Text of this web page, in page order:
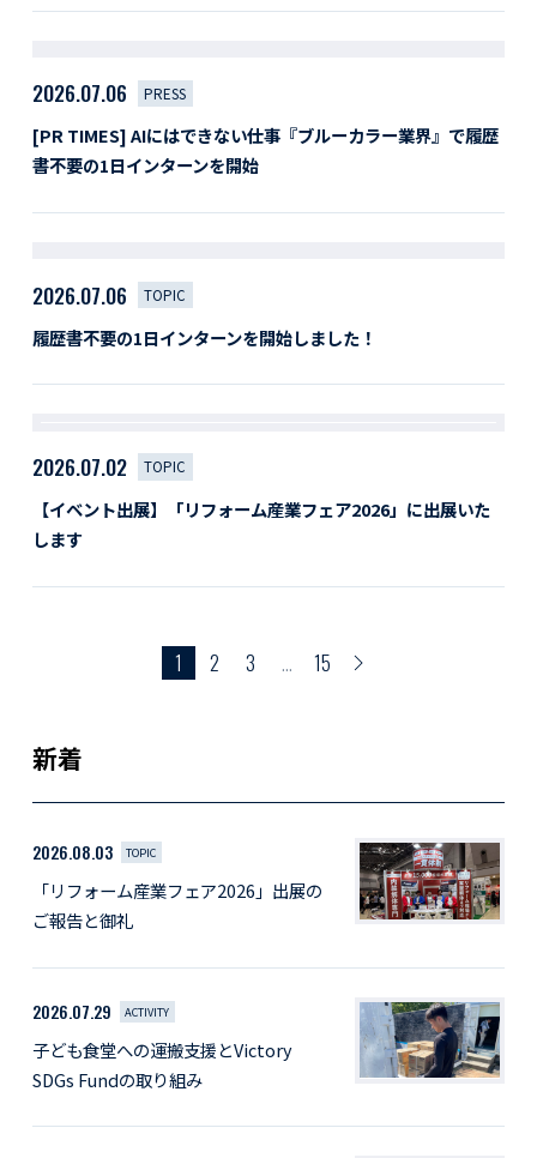
2026.07.06 PRESS
[PR TIMES] AIにはできない仕事『ブルーカラー業界』で履歴
書不要の1日インターンを開始
2026.07.06 TOPIC
履歴書不要の1日インターンを開始しました！
2026.07.02 TOPIC
【イベント出展】「リフォーム産業フェア2026」に出展いた
します
1 2 3 … 15
新着
2026.08.03 TOPIC
「リフォーム産業フェア2026」出展の
ご報告と御礼
2026.07.29 ACTIVITY
子ども食堂への運搬支援とVictory
SDGs Fundの取り組み